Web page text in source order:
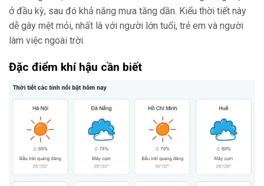
ở đầu kỳ, sau đó khả năng mưa tăng dần. Kiểu thời tiết này
dễ gây mệt mỏi, nhất là với người lớn tuổi, trẻ em và người
làm việc ngoài trời.
Đặc điểm khí hậu cần biết